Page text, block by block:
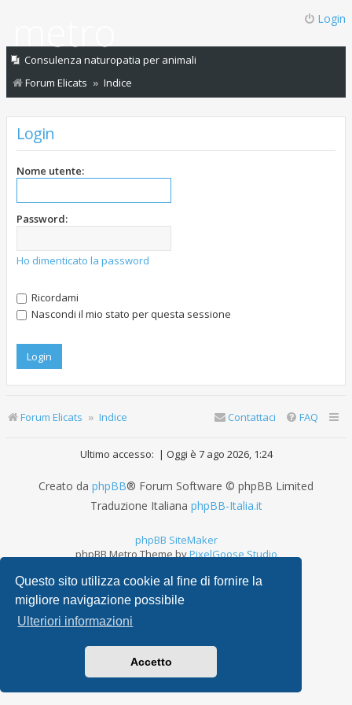
Questo sito utilizza cookie al fine di fornire la
migliore navigazione possibile
Ulteriori informazioni
Accetto
Login
Consulenza naturopatia per animali
Forum Elicats
Indice
Login
Nome utente:
Password:
Ho dimenticato la password
Ricordami
Nascondi il mio stato per questa sessione
Forum Elicats Indice FAQ
Contattaci
Ultimo accesso: | Oggi è 7 ago 2026, 1:24
Creato da phpBB® Forum Software © phpBB Limited
Traduzione Italiana phpBB-Italia.it
phpBB SiteMaker
phpBB Metro Theme byPixelGoose Studio